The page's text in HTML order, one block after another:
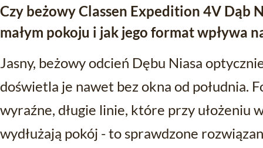
Czy beżowy Classen Expedition 4V Dąb
małym pokoju i jak jego format wpływa
Jasny, beżowy odcień Dębu Niasa
doświetla je nawet bez okna od południa.
wyraźne, długie linie, które przy ułożeniu
wydłużają pokój - to sprawdzone